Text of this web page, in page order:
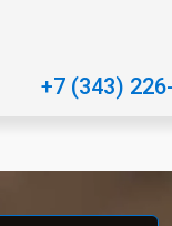
+7 (343)